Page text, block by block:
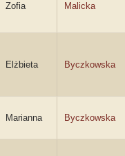
Zofia Malicka
Elżbieta Byczkowska
Marianna Byczkowska